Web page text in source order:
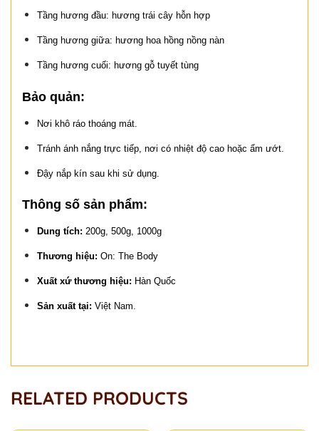
Tầng hương đầu: hương trái cây hỗn hợp
Tầng hương giữa: hương hoa hồng nồng nàn
Tầng hương cuối: hương gỗ tuyết tùng
Bảo quản:
Nơi khô ráo thoáng mát.
Tránh ánh nắng trực tiếp, nơi có nhiệt độ cao hoặc ẩm ướt.
Đậy nắp kín sau khi sử dụng.
Thông số sản phẩm:
Dung tích: 200g, 500g, 1000g
Thương hiệu: On: The Body
Xuất xứ thương hiệu: Hàn Quốc
Sản xuất tại: Việt Nam.
RELATED PRODUCTS